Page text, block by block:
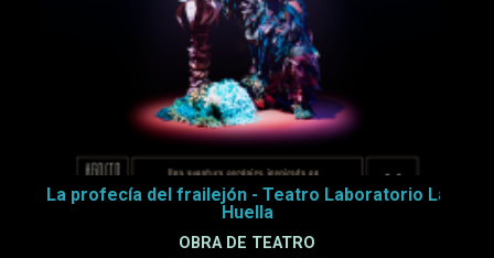
La profecía del frailejón - Teatro Laboratorio La
Huella
OBRA DE TEATRO